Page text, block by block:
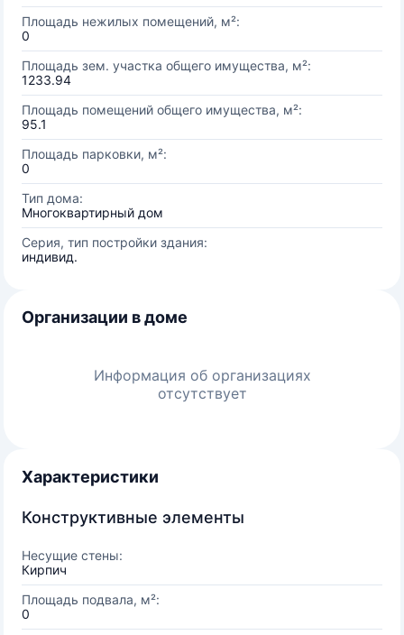
Площадь нежилых помещений, м²:
0
Площадь зем. участка общего имущества, м²:
1233.94
Площадь помещений общего имущества, м²:
95.1
Площадь парковки, м²:
0
Тип дома:
Многоквартирный дом
Серия, тип постройки здания:
индивид.
Организации в доме
Информация об организациях
отсутствует
Характеристики
Конструктивные элементы
Несущие стены:
Кирпич
Площадь подвала, м²:
0